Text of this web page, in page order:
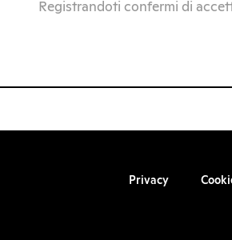
Registrandoti confermi di
Privacy